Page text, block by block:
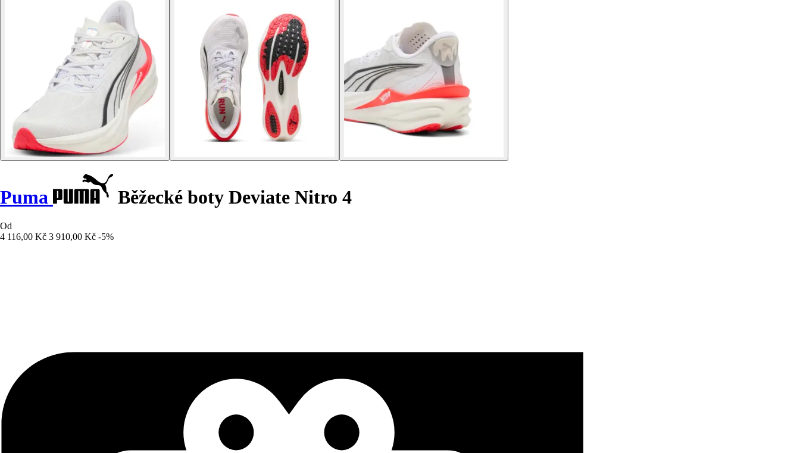
Puma Běžecké boty Deviate Nitro 4
Od
4 116,00 Kč 3 910,00 Kč -5%